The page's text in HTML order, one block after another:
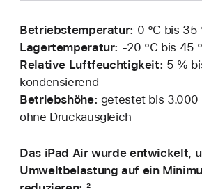
Betriebstemperatur: 0 °C bis 35
Lagertemperatur: ‑20 °C bis 45
Relative Luftfeuchtigkeit: 5 %
kondensierend
Betriebshöhe: getestet bis 3.000
ohne Druckausgleich
Das iPad Air wurde entwickelt,
Umweltbelastung auf ein